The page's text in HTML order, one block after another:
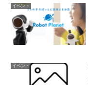
イベント
イベント